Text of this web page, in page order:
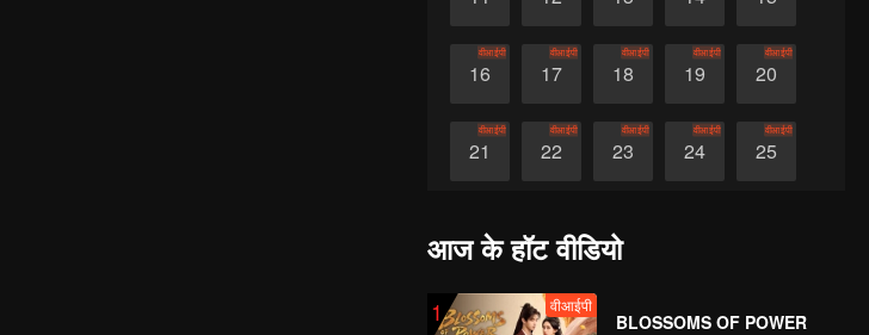
16
वीआईपी
17
वीआईपी
18
वीआईपी
19
वीआईपी
20
वीआईपी
21
वीआईपी
22
वीआईपी
23
वीआईपी
24
वीआईपी
25
वीआईपी
26 28
आज के हॉट वीडियो
1 वीआईपी
BLOSSOMS OF POWER